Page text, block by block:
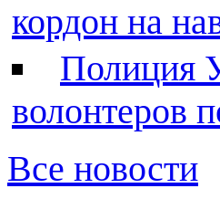
кордон на
Полиция
волонтеров
Все новости